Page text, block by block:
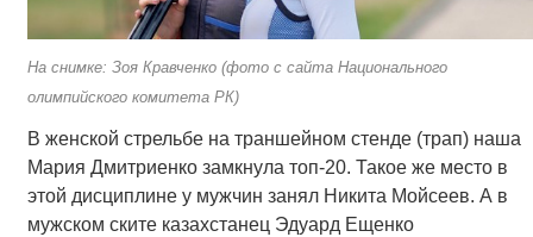
На снимке: Зоя Кравченко (фото с сайта Национального
олимпийского комитета РК)
В женской стрельбе на траншейном стенде (трап) наша
Мария Дмитриенко замкнула топ-20. Такое же место в
этой дисциплине у мужчин занял Никита Мойсеев. А в
мужском ските казахстанец Эдуард Ещенко